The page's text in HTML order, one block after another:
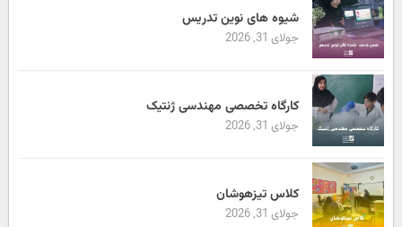
شیوه های نوین تدریس
جولای 31, 2026
کارگاه تخصصی مهندسی ژنتیک
جولای 31, 2026
کلاس تیزهوشان
جولای 31, 2026